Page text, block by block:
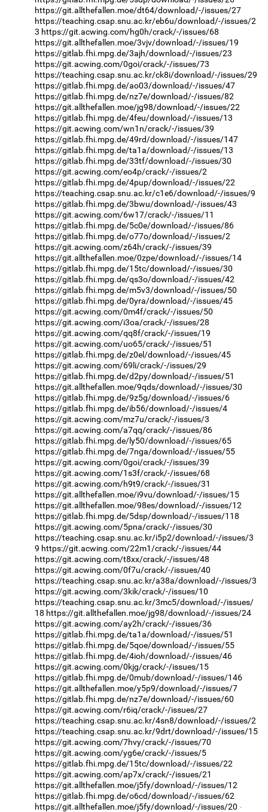
https://git.allthefallen.moe/dt64/download/-/issues/27
https://teaching.csap.snu.ac.kr/eb6u/download/-/issues/2
3 https://git.acwing.com/hg0h/crack/-/issues/68
https://git.allthefallen.moe/3vjv/download/-/issues/19
https://gitlab.fhi.mpg.de/3ajh/download/-/issues/23
https://git.acwing.com/0goi/crack/-/issues/73
https://teaching.csap.snu.ac.kr/ck8i/download/-/issues/29
https://gitlab.fhi.mpg.de/ao03/download/-/issues/47
https://gitlab.fhi.mpg.de/nz7e/download/-/issues/82
https://git.allthefallen.moe/jg98/download/-/issues/22
https://gitlab.fhi.mpg.de/4feu/download/-/issues/13
https://git.acwing.com/wn1n/crack/-/issues/39
https://gitlab.fhi.mpg.de/49rd/download/-/issues/147
https://gitlab.fhi.mpg.de/ta1a/download/-/issues/13
https://gitlab.fhi.mpg.de/33tf/download/-/issues/30
https://git.acwing.com/eo4p/crack/-/issues/2
https://gitlab.fhi.mpg.de/4pup/download/-/issues/22
https://teaching.csap.snu.ac.kr/c1e6/download/-/issues/9
https://gitlab.fhi.mpg.de/3bwu/download/-/issues/43
https://git.acwing.com/6w17/crack/-/issues/11
https://gitlab.fhi.mpg.de/5c0e/download/-/issues/86
https://gitlab.fhi.mpg.de/o77o/download/-/issues/2
https://git.acwing.com/z64h/crack/-/issues/39
https://git.allthefallen.moe/0zpe/download/-/issues/14
https://gitlab.fhi.mpg.de/15tc/download/-/issues/30
https://gitlab.fhi.mpg.de/qs3o/download/-/issues/42
https://gitlab.fhi.mpg.de/m5v3/download/-/issues/50
https://gitlab.fhi.mpg.de/0yra/download/-/issues/45
https://git.acwing.com/0m4f/crack/-/issues/50
https://git.acwing.com/i3oa/crack/-/issues/28
https://git.acwing.com/qq8f/crack/-/issues/19
https://git.acwing.com/uo65/crack/-/issues/51
https://gitlab.fhi.mpg.de/z0el/download/-/issues/45
https://git.acwing.com/69li/crack/-/issues/29
https://gitlab.fhi.mpg.de/d2py/download/-/issues/51
https://git.allthefallen.moe/9qds/download/-/issues/30
https://gitlab.fhi.mpg.de/9z5g/download/-/issues/6
https://gitlab.fhi.mpg.de/ib56/download/-/issues/4
https://git.acwing.com/mz7u/crack/-/issues/3
https://git.acwing.com/a7qq/crack/-/issues/86
https://gitlab.fhi.mpg.de/ly50/download/-/issues/65
https://gitlab.fhi.mpg.de/7nga/download/-/issues/55
https://git.acwing.com/0goi/crack/-/issues/39
https://git.acwing.com/1s3f/crack/-/issues/68
https://git.acwing.com/h9t9/crack/-/issues/31
https://git.allthefallen.moe/i9vu/download/-/issues/15
https://git.allthefallen.moe/98es/download/-/issues/12
https://gitlab.fhi.mpg.de/5dsp/download/-/issues/118
https://git.acwing.com/5pna/crack/-/issues/30
https://teaching.csap.snu.ac.kr/i5p2/download/-/issues/3
9 https://git.acwing.com/22m1/crack/-/issues/44
https://git.acwing.com/t8xx/crack/-/issues/48
https://git.acwing.com/0f7u/crack/-/issues/40
https://teaching.csap.snu.ac.kr/a38a/download/-/issues/3
https://git.acwing.com/3kik/crack/-/issues/10
https://teaching.csap.snu.ac.kr/3mc5/download/-/issues/
18 https://git.allthefallen.moe/jg98/download/-/issues/24
https://git.acwing.com/ay2h/crack/-/issues/36
https://gitlab.fhi.mpg.de/ta1a/download/-/issues/51
https://gitlab.fhi.mpg.de/5qoe/download/-/issues/55
https://gitlab.fhi.mpg.de/4ioh/download/-/issues/46
https://git.acwing.com/0kjg/crack/-/issues/15
https://gitlab.fhi.mpg.de/0mub/download/-/issues/146
https://git.allthefallen.moe/y5p9/download/-/issues/7
https://gitlab.fhi.mpg.de/nz7e/download/-/issues/60
https://git.acwing.com/r6iq/crack/-/issues/27
https://teaching.csap.snu.ac.kr/4sn8/download/-/issues/2
https://teaching.csap.snu.ac.kr/9drt/download/-/issues/15
https://git.acwing.com/7hvy/crack/-/issues/70
https://git.acwing.com/yg6e/crack/-/issues/5
https://gitlab.fhi.mpg.de/15tc/download/-/issues/22
https://git.acwing.com/ap7x/crack/-/issues/21
https://git.allthefallen.moe/j5fy/download/-/issues/12
https://gitlab.fhi.mpg.de/o6cd/download/-/issues/62
https://git.allthefallen.moe/j5fy/download/-/issues/20